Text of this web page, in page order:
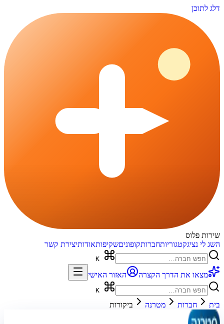
דלג לתוכן
שירות פלוס
השג לי נציגקטגוריותחברותקופוניםשקיפותאודותיצירת קשר
מצאו את הדרך הקצרה האזור האישי
בית חברות מטרנה ביקורות